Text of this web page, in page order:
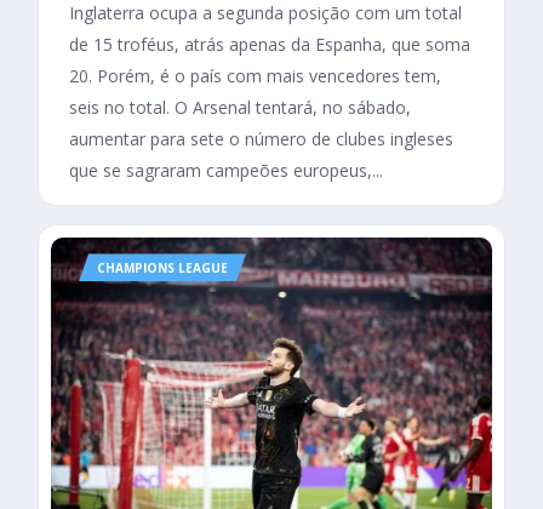
Inglaterra ocupa a segunda posição com um total
de 15 troféus, atrás apenas da Espanha, que soma
20. Porém, é o país com mais vencedores tem,
seis no total. O Arsenal tentará, no sábado,
aumentar para sete o número de clubes ingleses
que se sagraram campeões europeus,...
CHAMPIONS LEAGUE